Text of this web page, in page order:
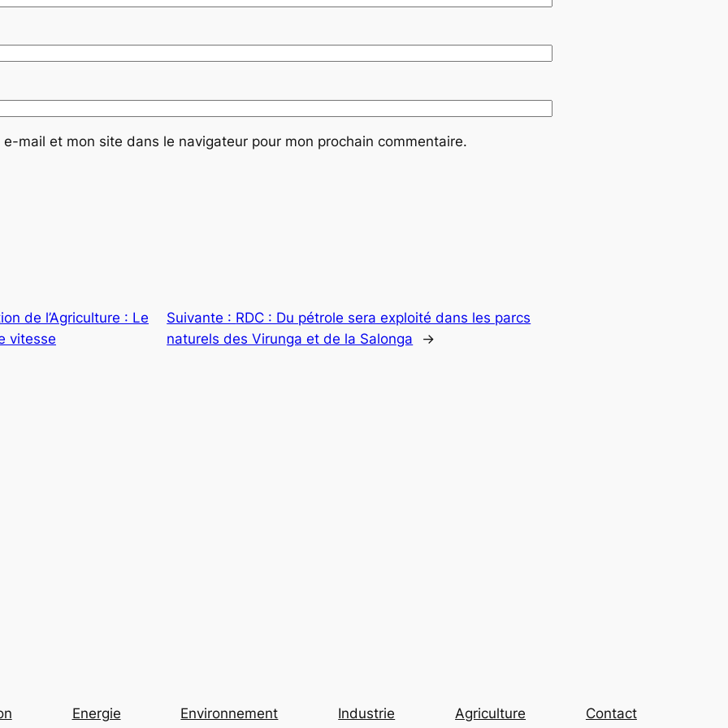
mail et mon site dans le navigateur pour mon prochain commentaire.
de l’Agriculture : Le
vitesse
Suivante : RDC : Du pétrole sera exploité dans les parcs
naturels des Virunga et de la Salonga
→
Energie Environnement Industrie Agriculture Contact